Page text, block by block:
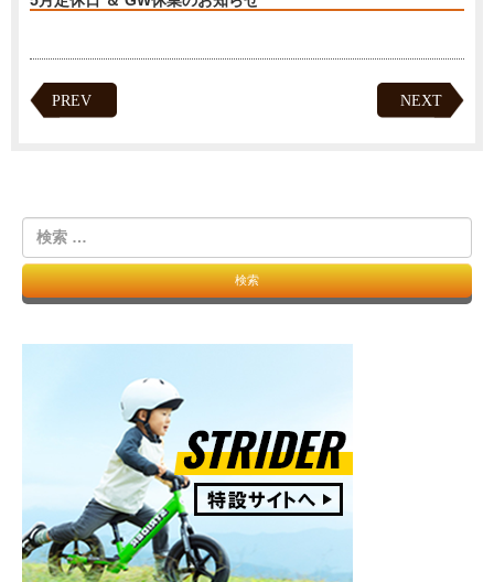
PREV NEXT